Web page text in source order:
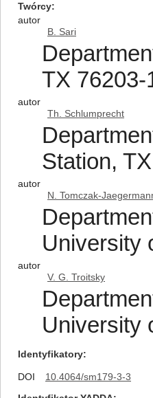
Twórcy
autor
B. Sari
TX 76203-
autor
Th. Schlumprecht
Station,
autor
N. Tomczak-
University
autor
V. G. Troitsky
University
Identyfikatory
DOI
10.4064/sm179-3-3